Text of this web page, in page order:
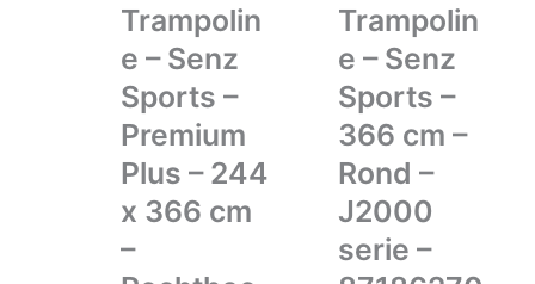
Trampolin
e – Senz
Sports –
Premium
Plus – 244
x 366 cm
–
Trampolin
e – Senz
Sports –
366 cm –
Rond –
J2000
serie –